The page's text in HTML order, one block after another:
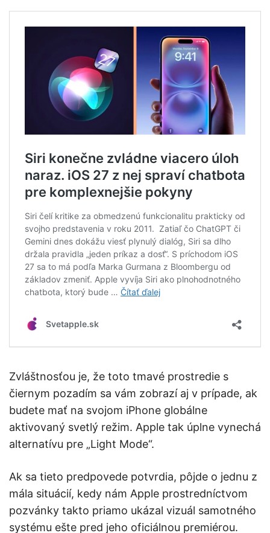
Zvláštnosťou je, že toto tmavé prostredie s
čiernym pozadím sa vám zobrazí aj v prípade, ak
budete mať na svojom iPhone globálne
aktivovaný svetlý režim. Apple tak úplne vynechá
alternatívu pre „Light Mode“.
Ak sa tieto predpovede potvrdia, pôjde o jednu z
mála situácií, kedy nám Apple prostredníctvom
pozvánky takto priamo ukázal vizuál samotného
systému ešte pred jeho oficiálnou premiérou.